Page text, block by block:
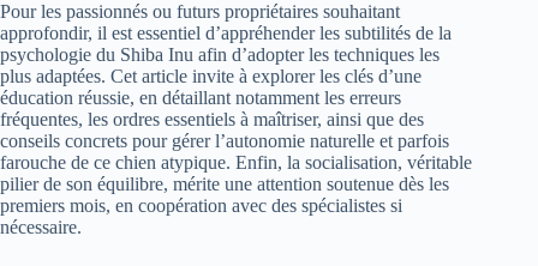
Pour les passionnés ou futurs propriétaires souhaitant
approfondir, il est essentiel d’appréhender les subtilités de la
psychologie du Shiba Inu afin d’adopter les techniques les
plus adaptées. Cet article invite à explorer les clés d’une
éducation réussie, en détaillant notamment les erreurs
fréquentes, les ordres essentiels à maîtriser, ainsi que des
conseils concrets pour gérer l’autonomie naturelle et parfois
farouche de ce chien atypique. Enfin, la socialisation, véritable
pilier de son équilibre, mérite une attention soutenue dès les
premiers mois, en coopération avec des spécialistes si
nécessaire.